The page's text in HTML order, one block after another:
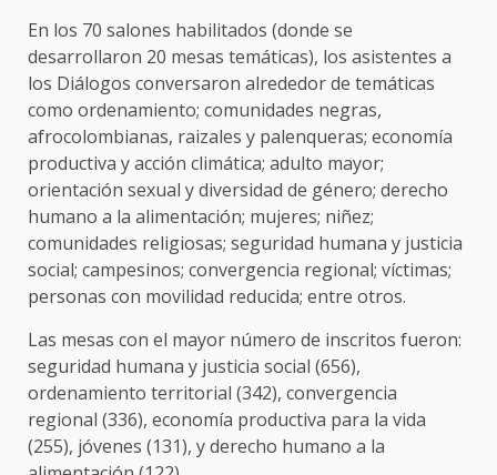
En los 70 salones habilitados (donde se
desarrollaron 20 mesas temáticas), los asistentes a
los Diálogos conversaron alrededor de temáticas
como ordenamiento; comunidades negras,
afrocolombianas, raizales y palenqueras; economía
productiva y acción climática; adulto mayor;
orientación sexual y diversidad de género; derecho
humano a la alimentación; mujeres; niñez;
comunidades religiosas; seguridad humana y justicia
social; campesinos; convergencia regional; víctimas;
personas con movilidad reducida; entre otros.
Las mesas con el mayor número de inscritos fueron:
seguridad humana y justicia social (656),
ordenamiento territorial (342), convergencia
regional (336), economía productiva para la vida
(255), jóvenes (131), y derecho humano a la